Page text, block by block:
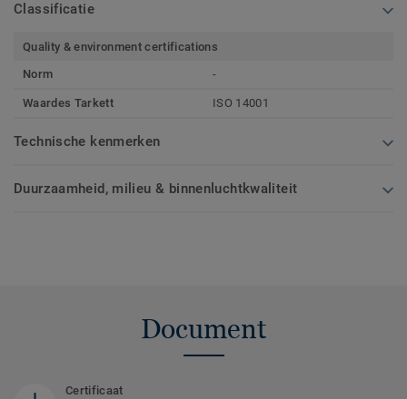
Classificatie
Quality & environment certifications
Norm
-
Waardes Tarkett ISO 14001
Technische kenmerken
Duurzaamheid, milieu & binnenluchtkwaliteit
Document
Certificaat